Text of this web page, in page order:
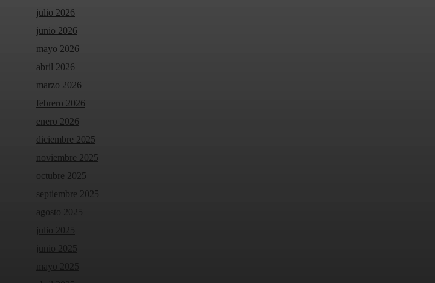
julio 2026
junio 2026
mayo 2026
abril 2026
marzo 2026
febrero 2026
enero 2026
diciembre 2025
noviembre 2025
octubre 2025
septiembre 2025
agosto 2025
julio 2025
junio 2025
mayo 2025